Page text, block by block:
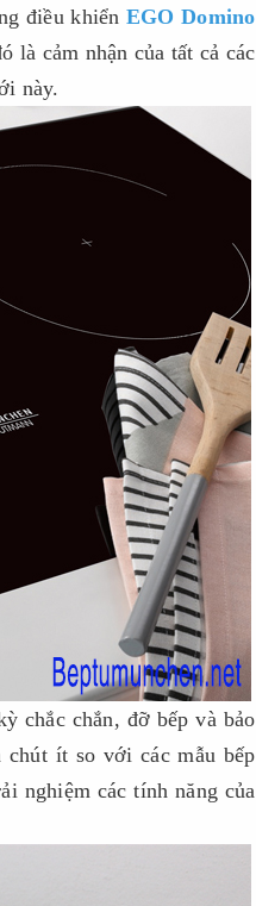
điều khiển EGO Domino
là cảm nhận của tất cả các
này.
chắc chắn, đỡ bếp và bảo
ít so với các mẫu bếp
nghiệm các tính năng của